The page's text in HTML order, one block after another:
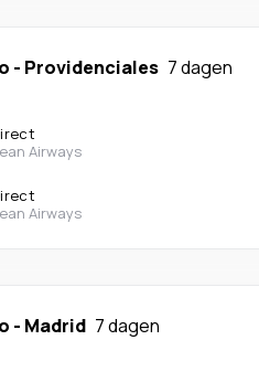
- Providenciales 7 dagen
Airways
Airways
- Madrid 7 dagen